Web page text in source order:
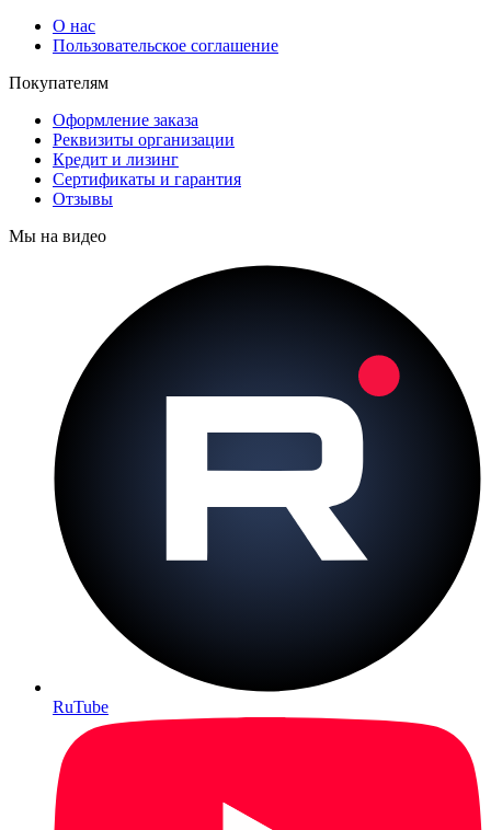
О нас
Пользовательское соглашение
Покупателям
Оформление заказа
Реквизиты организации
Кредит и лизинг
Сертификаты и гарантия
Отзывы
Мы на видео
RuTube